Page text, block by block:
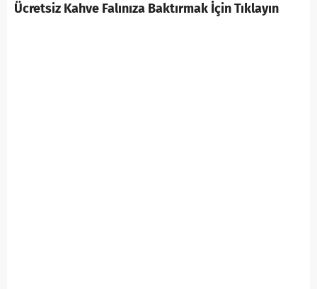
Ücretsiz Kahve Falınıza Baktırmak İçin Tıklayın